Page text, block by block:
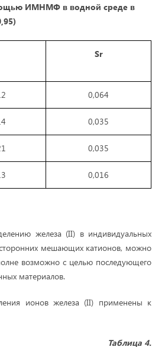
ИМНМФ в водной среде в
Sr
0,064
0,035
0,035
0,016
железа (II) в индивидуальных
мешающих катионов, можно
возможно с целью последующего
материалов.
ионов железа (II) применены к
Таблица 4.